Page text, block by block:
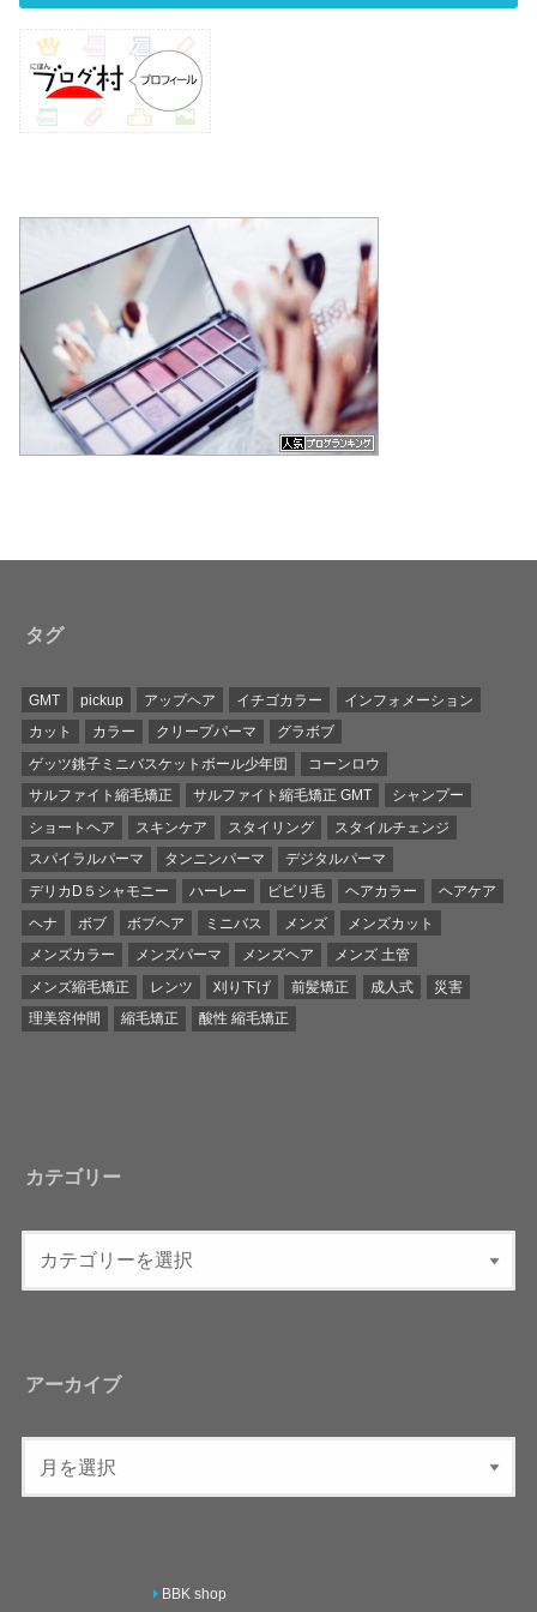
タグ
GMT pickup アップヘア イチゴカラー
インフォメーション
カット
カラー クリープパーマ
グラボブ
ゲッツ銚子ミニバスケットボール少年団
コーンロウ
サルファイト縮毛矯正
サルファイト縮毛矯正 GMT
シャンプー
ショートヘア
スキンケア スタイリング
スタイルチェンジ
スパイラルパーマ
タンニンパーマ
デジタルパーマ
デリカD５シャモニー
ハーレー ビビリ毛 ヘアカラー
ヘアケア
ヘナ
ボブ ボブヘア ミニバス メンズ
メンズカット
メンズカラー
メンズパーマ メンズヘア
メンズ 土管
メンズ縮毛矯正
レンツ 刈り下げ 前髪矯正 成人式
災害
理美容仲間
縮毛矯正 酸性 縮毛矯正
カテゴリー
アーカイブ
BBK shop